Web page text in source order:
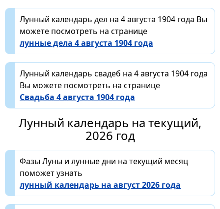
Лунный календарь дел на 4 августа 1904 года Вы
можете посмотреть на странице
лунные дела 4 августа 1904 года
Лунный календарь свадеб на 4 августа 1904 года
Вы можете посмотреть на странице
Свадьба 4 августа 1904 года
Лунный календарь на текущий,
2026 год
Фазы Луны и лунные дни на текущий месяц
поможет узнать
лунный календарь на август 2026 года